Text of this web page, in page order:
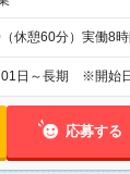
休憩60分）実働8時
01日～長期 ※開始
応募する